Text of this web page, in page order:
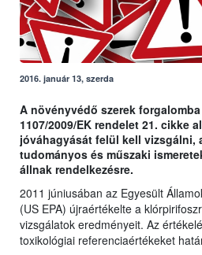
2016. január 13, szerda
A növényvédő szerek
1107/2009/EK rendelet 21. cikke
jóváhagyását felül kell vizsgálni,
tudományos és műszaki
állnak rendelkezésre.
2011 júniusában az Egyesült
(US EPA) újraértékelte a
vizsgálatok eredményeit. Az
toxikológiai referenciaértékeket